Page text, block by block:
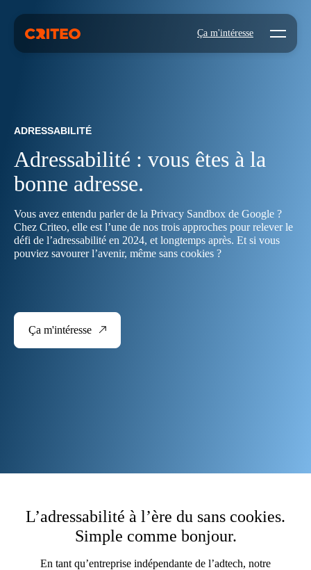
Ça m'intéresse Open
ADRESSABILITÉ
Adressabilité : vous êtes à la
bonne adresse.
Vous avez entendu parler de la Privacy Sandbox de Google ?
Chez Criteo, elle est l’une de nos trois approches pour relever le
défi de l’adressabilité en 2024, et longtemps après. Et si vous
pouviez savourer l’avenir, même sans cookies ?
Ça m'intéresse
L’adressabilité à l’ère du sans cookies.
Simple comme bonjour.
En tant qu’entreprise indépendante de l’adtech, notre